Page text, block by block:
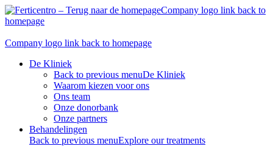
Skip
to
Company logo link back to
homepage
Company logo link back to homepage
De Kliniek
Back to previous menuDe Kliniek
Waarom kiezen voor ons
Ons team
Onze donorbank​
Onze partners
Behandelingen
Back to previous menuExplore our treatments